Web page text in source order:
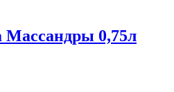
Массандры 0,75л